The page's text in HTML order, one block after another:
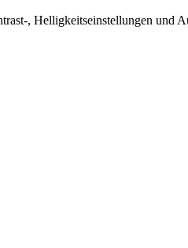
, Helligkeitseinstellungen und